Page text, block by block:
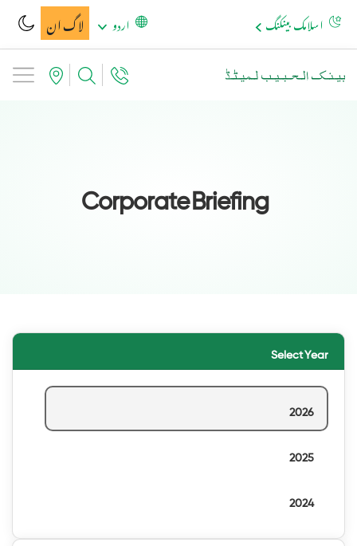
لاگ ان اردو اسلامک بینکنگ
Corporate Briefing
Select Year
2026
2025
2024